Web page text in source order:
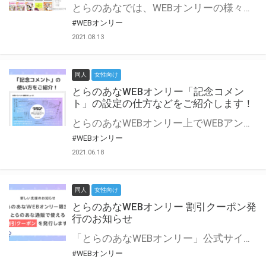
とらのあなでは、WEBオンリーの様々な支援を実施しています。 今回は2021年9月に実装を予定しているアップデート情報についてご紹介いたします。 とらのあなWEBオンリーサイトはこちら
#WEBオンリー
2021.08.13
同人 女性向け
とらのあなWEBオンリー「記念コメン
ト」の設定の仕方などをご紹介します！
とらのあなWEBオンリー上でWEBアンソロジーが作成できる「記念コメント」について、その使い方や作成手順を解説します！ 支援タイプを「サークル参加型」「サークル参加型・マルシェ(イベント会場)機能付き」でお申し込みいただいている主催者様はぜひご活用ください♪ とらのあなWEBオンリーサイトはこちら
#WEBオンリー
2021.06.18
同人 女性向け
とらのあなWEBオンリー 割引クーポン発
行のお知らせ
「とらのあなWEBオンリー」公式サイトでとらのあな通販の「割引クーポン」を配布中！ イベントごとに開催当日限定で使える割引クーポンのシリアルコードを発行します。 とらのあなWEBオンリーのページをチェックして、イベント当日にお得にお買い物を楽しみましょう♪ ※本キャンペーンは予告なく終了する場合がございます。 とらのあなWEBオンリーサイトはこちら
#WEBオンリー